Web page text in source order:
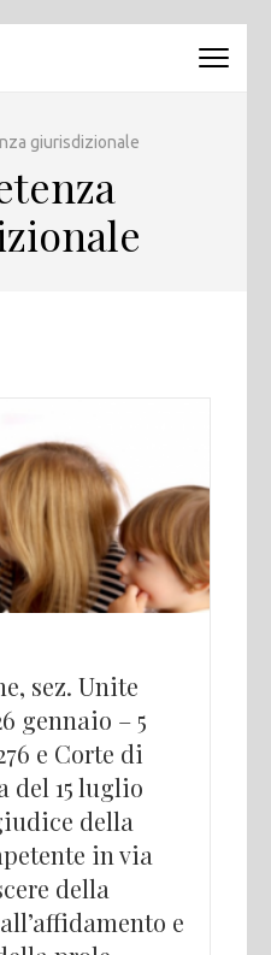
giurisdizionale
sez. Unite
gennaio – 5
e Corte di
del 15 luglio
della
in via
della
e